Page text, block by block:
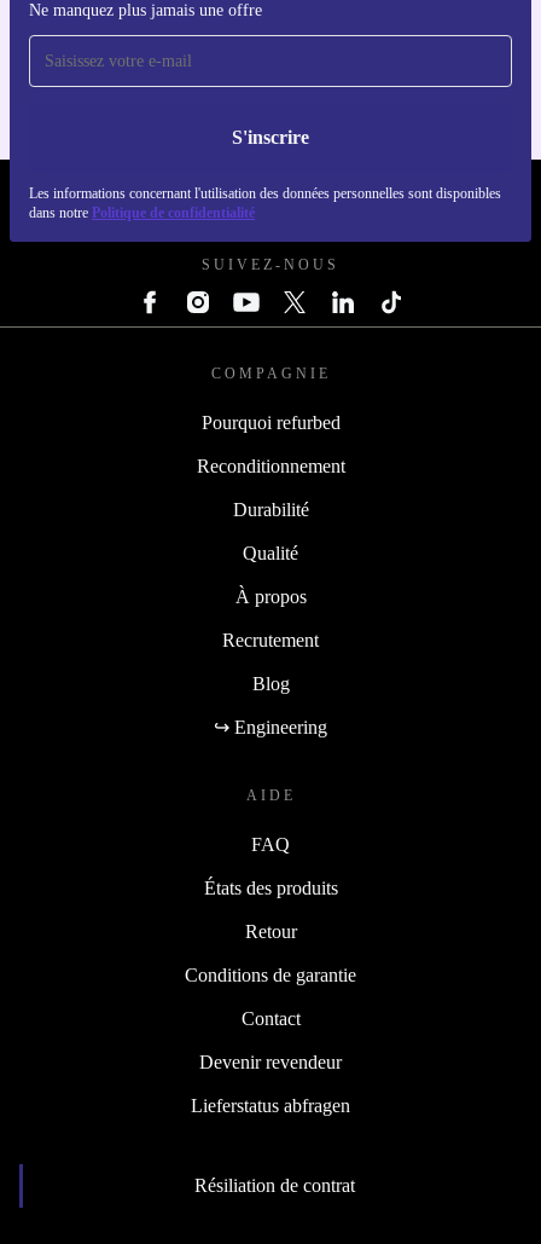
Ne manquez plus jamais une offre
S'inscrire
Les informations concernant l'utilisation des données personnelles sont disponibles
dans notre Politique de confidentialité
Téléchargez l'application refurbed
Pour iOS et Android
REFURBED FRANCE - RETHINK NEW.
SUIVEZ-NOUS
COMPAGNIE
Pourquoi refurbed
Reconditionnement
Durabilité
Qualité
À propos
Recrutement
Blog
↪ Engineering
AIDE
FAQ
États des produits
Retour
Conditions de garantie
Contact
Devenir revendeur
Lieferstatus abfragen
Résiliation de contrat